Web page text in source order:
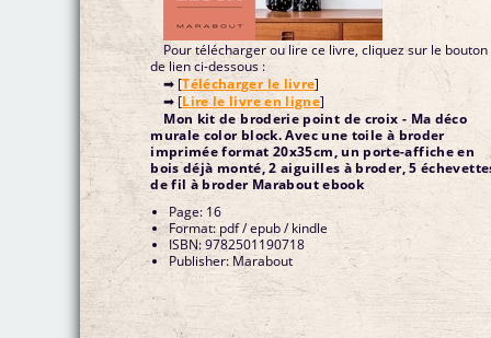
Pour télécharger ou lire ce livre, cliquez sur le bouton
de lien ci-dessous :
➡ [Télécharger le livre]
➡ [Lire le livre en ligne]
Mon kit de broderie point de croix - Ma déco
murale color block. Avec une toile à broder
imprimée format 20x35cm, un porte-affiche en
bois déjà monté, 2 aiguilles à broder, 5
de fil à broder Marabout ebook
Page: 16
Format: pdf / epub / kindle
ISBN: 9782501190718
Publisher: Marabout